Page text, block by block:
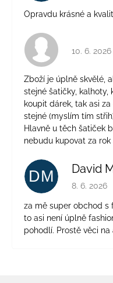
Opravdu krásné a
10. 6. 2026
Zboží je úplně skvělé,
stejné šatičky, kalhoty,
koupit dárek, tak asi
stejné (myslím tím
Hlavně u těch šatiček
nebudu kupovat za
DM David
8. 6. 2026
za mě super obchod s
to asi není úplně
pohodlí. Prostě věci